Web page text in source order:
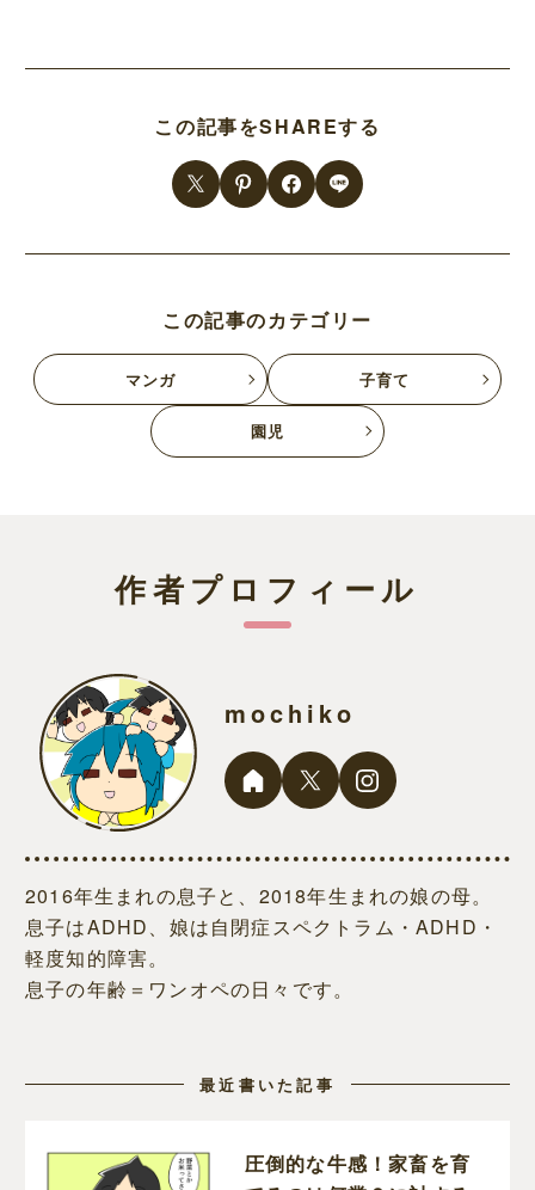
この記事をSHAREする
この記事のカテゴリー
マンガ 子育て
園児
作者プロフィール
mochiko
2016年生まれの息子と、2018年生まれの娘の母。
息子はADHD、娘は自閉症スペクトラム・ADHD・
軽度知的障害。
息子の年齢＝ワンオペの日々です。
最近書いた記事
圧倒的な牛感！家畜を育